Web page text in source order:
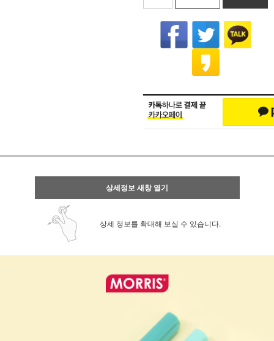
상세정보 새창 열기
상세 정보를 확대해 보실 수 있습니다.